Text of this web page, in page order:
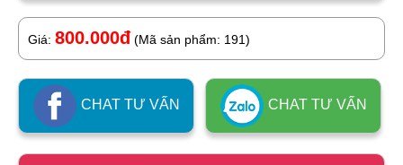
Giá: 800.000đ (Mã sản phẩm: 191)
CHAT TƯ VẤN CHAT TƯ VẤN